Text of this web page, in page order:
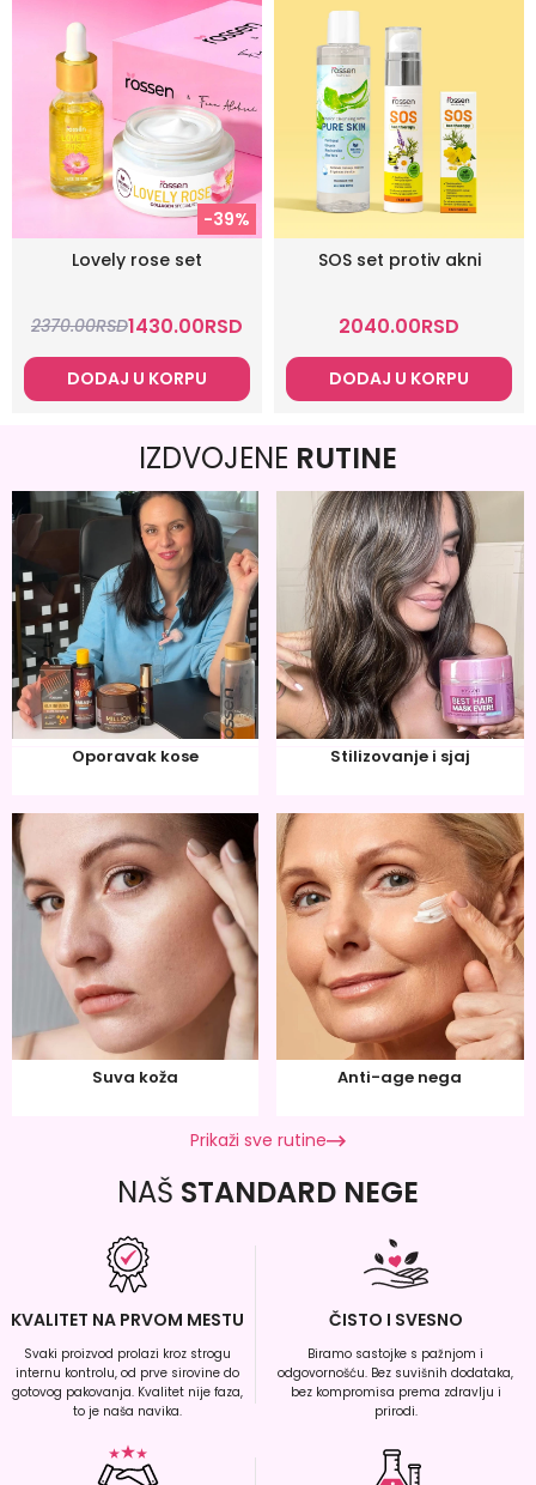
-39%
Lovely rose set
2370.00RSD1430.00RSD
DODAJ U KORPU
SOS set protiv akni
2040.00RSD
DODAJ U KORPU
IZDVOJENE RUTINE
Oporavak kose Stilizovanje i sjaj
Suva koža Anti-age nega
Prikaži sve rutine
NAŠ STANDARD NEGE
KVALITET NA PRVOM MESTU
Svaki proizvod prolazi kroz strogu
internu kontrolu, od prve sirovine do
gotovog pakovanja. Kvalitet nije faza,
to je naša navika.
ČISTO I SVESNO
Biramo sastojke s pažnjom i
odgovornošću. Bez suvišnih dodataka,
bez kompromisa prema zdravlju i
prirodi.